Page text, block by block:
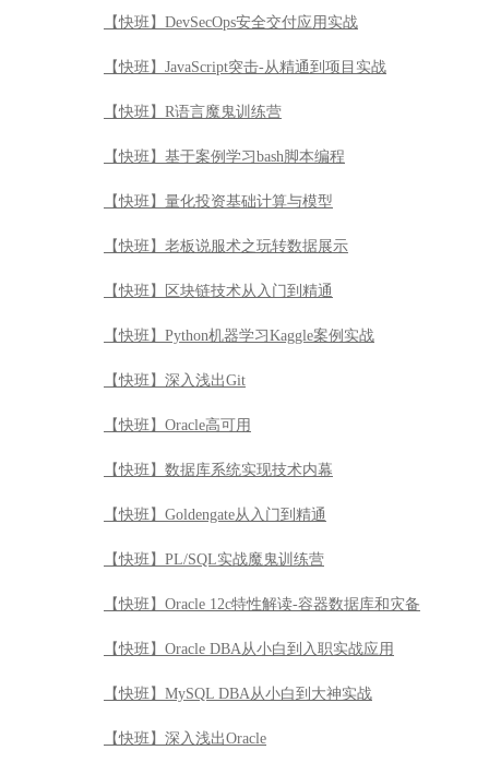
【快班】DevSecOps安全交付应用实战
【快班】JavaScript突击-从精通到项目实战
【快班】R语言魔鬼训练营
【快班】基于案例学习bash脚本编程
【快班】量化投资基础计算与模型
【快班】老板说服术之玩转数据展示
【快班】区块链技术从入门到精通
【快班】Python机器学习Kaggle案例实战
【快班】深入浅出Git
【快班】Oracle高可用
【快班】数据库系统实现技术内幕
【快班】Goldengate从入门到精通
【快班】PL/SQL实战魔鬼训练营
【快班】Oracle 12c特性解读-容器数据库和灾备
【快班】Oracle DBA从小白到入职实战应用
【快班】MySQL DBA从小白到大神实战
【快班】深入浅出Oracle